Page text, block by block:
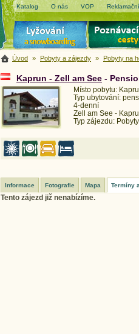
Katalog O nás VOP
Úvod » Pobyty a zájezdy » Pobyty na
Kaprun - Zell am See -
Místo pobytu:
Typ ubytování:
4-denní
Zell am See -
Typ zájezdu:
Informace Fotografie Mapa Termíny
Tento zájezd již nenabízíme.